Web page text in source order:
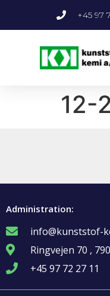
+45 97
12-
Administration:
info@kunststof-
Ringvejen 70 ,
+45 97 72 27 11